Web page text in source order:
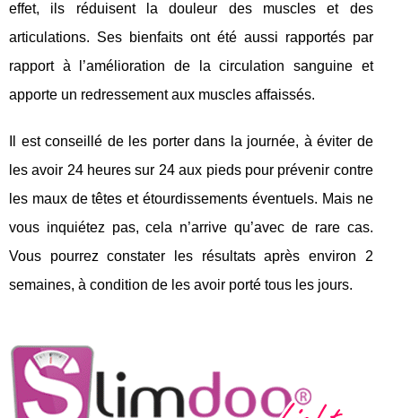
effet, ils réduisent la douleur des muscles et des
articulations. Ses bienfaits ont été aussi rapportés par
rapport à l’amélioration de la circulation sanguine et
apporte un redressement aux muscles affaissés.
Il est conseillé de les porter dans la journée, à éviter de
les avoir 24 heures sur 24 aux pieds pour prévenir contre
les maux de têtes et étourdissements éventuels. Mais ne
vous inquiétez pas, cela n’arrive qu’avec de rare cas.
Vous pourrez constater les résultats après environ 2
semaines, à condition de les avoir porté tous les jours.